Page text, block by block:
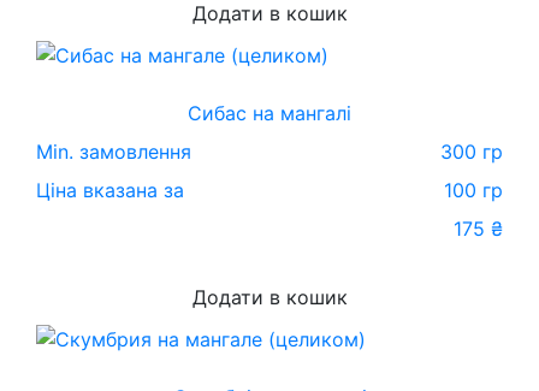
Додати в кошик
Сибас на мангалі
Min. замовлення
300 гр
Ціна вказана за
100 гр
175 ₴
Додати в кошик